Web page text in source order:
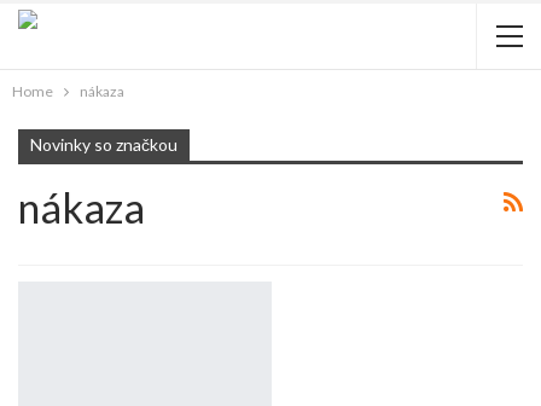
Home nákaza
Novinky so značkou
nákaza